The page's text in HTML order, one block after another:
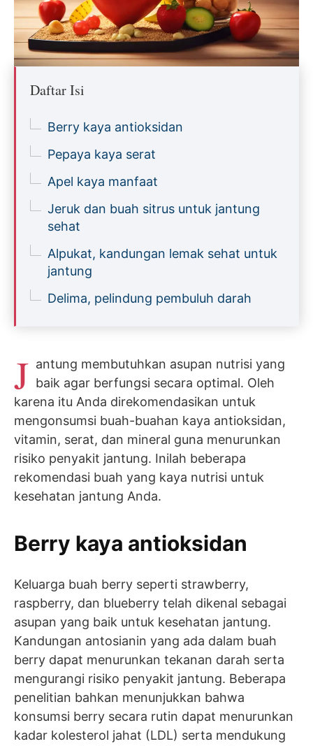
Daftar Isi
Berry kaya antioksidan
Pepaya kaya serat
Apel kaya manfaat
Jeruk dan buah sitrus untuk jantung
sehat
Alpukat, kandungan lemak sehat untuk
jantung
Delima, pelindung pembuluh darah
J antung membutuhkan asupan nutrisi yang
baik agar berfungsi secara optimal. Oleh
karena itu Anda direkomendasikan untuk
mengonsumsi buah-buahan kaya antioksidan,
vitamin, serat, dan mineral guna menurunkan
risiko penyakit jantung. Inilah beberapa
rekomendasi buah yang kaya nutrisi untuk
kesehatan jantung Anda.
Berry kaya antioksidan
Keluarga buah berry seperti strawberry,
raspberry, dan blueberry telah dikenal sebagai
asupan yang baik untuk kesehatan jantung.
Kandungan antosianin yang ada dalam buah
berry dapat menurunkan tekanan darah serta
mengurangi risiko penyakit jantung. Beberapa
penelitian bahkan menunjukkan bahwa
konsumsi berry secara rutin dapat menurunkan
kadar kolesterol jahat (LDL) serta mendukung